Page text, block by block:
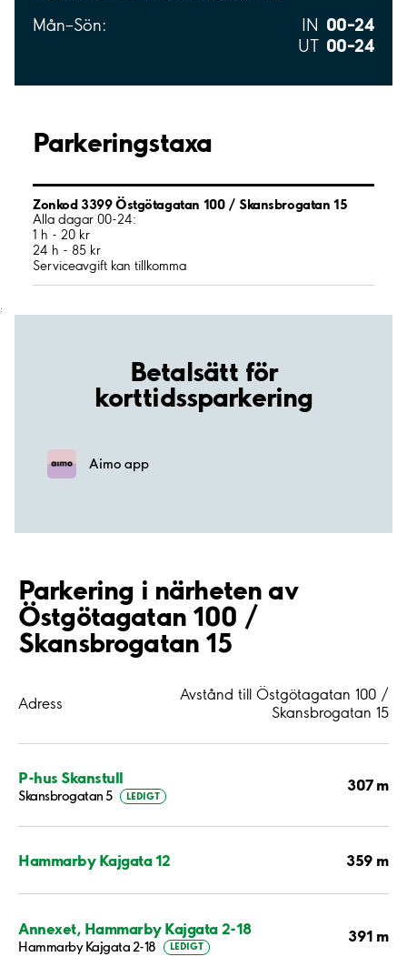
Mån–Sön: IN 00–24
UT 00–24
Parkeringstaxa
Zonkod 3399 Östgötagatan 100 / Skansbrogatan 15
Alla dagar 00-24:
1 h - 20 kr
24 h - 85 kr
Serviceavgift kan tillkomma
;
Betalsätt för
korttidssparkering
Aimo app
Parkering i närheten av
Östgötagatan 100 /
Skansbrogatan 15
Adress
Avstånd till Östgötagatan 100 /
Skansbrogatan 15
P-hus Skanstull
Skansbrogatan 5 LEDIGT
307 m
Hammarby Kajgata 12 359 m
Annexet, Hammarby Kajgata 2-18
Hammarby Kajgata 2-18 LEDIGT
391 m